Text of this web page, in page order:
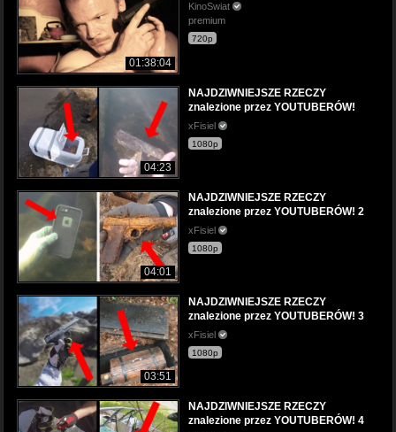
01:38:04
KinoSwiat
premium
720p
04:23
NAJDZIWNIEJSZE RZECZY
znalezione przez YOUTUBERÓW!
xFisiel
1080p
04:01
NAJDZIWNIEJSZE RZECZY
znalezione przez YOUTUBERÓW! 2
xFisiel
1080p
03:51
NAJDZIWNIEJSZE RZECZY
znalezione przez YOUTUBERÓW! 3
xFisiel
1080p
NAJDZIWNIEJSZE RZECZY
znalezione przez YOUTUBERÓW! 4